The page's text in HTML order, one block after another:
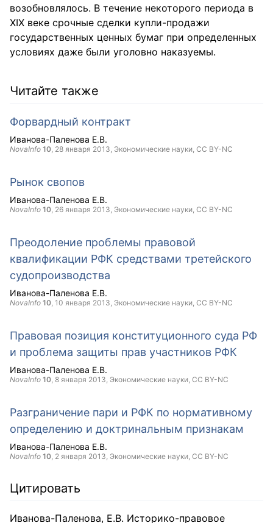
возобновлялось. В течение некоторого периода в
XIX веке срочные сделки купли-продажи
государственных ценных бумаг при определенных
условиях даже были уголовно наказуемы.
Читайте также
Форвардный контракт
Иванова-Паленова Е.В.
NovaInfo 10, 28 января 2013, Экономические науки, CC BY-NC
Рынок свопов
Иванова-Паленова Е.В.
NovaInfo 10, 26 января 2013, Экономические науки, CC BY-NC
Преодоление проблемы правовой
квалификации РФК средствами третейского
судопроизводства
Иванова-Паленова Е.В.
NovaInfo 10, 10 января 2013, Экономические науки, CC BY-NC
Правовая позиция конституционного суда РФ
и проблема защиты прав участников РФК
Иванова-Паленова Е.В.
NovaInfo 10, 8 января 2013, Экономические науки, CC BY-NC
Разграничение пари и РФК по нормативному
определению и доктринальным признакам
Иванова-Паленова Е.В.
NovaInfo 10, 2 января 2013, Экономические науки, CC BY-NC
Цитировать
Иванова-Паленова, Е.В. Историко-правовое